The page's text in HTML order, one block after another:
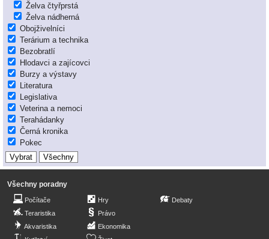
Želva čtyřprstá
Želva nádherná
Obojživelníci
Terárium a technika
Bezobratlí
Hlodavci a zajícovci
Burzy a výstavy
Literatura
Legislativa
Veterina a nemoci
Terahádanky
Černá kronika
Pokec
Všechny poradny
Počítače
Teraristika
Akvaristika
Hry
Právo
Ekonomika
Debaty